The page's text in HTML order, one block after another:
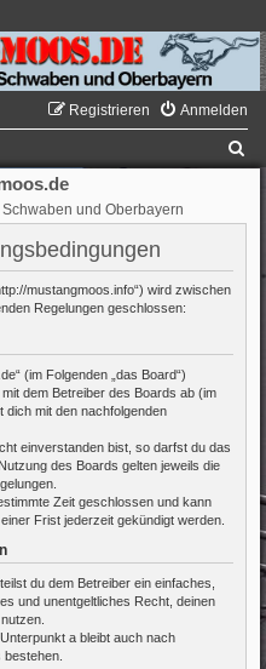
Anmelden
Registrieren
und Oberbayern
mustangmoos.info“) wird zwischen
Regelungen geschlossen:
(im Folgenden „das Board“)
dem Betreiber des Boards ab (im
dich mit den nachfolgenden
einverstanden bist, so darfst du das
des Boards gelten jeweils die
Zeit geschlossen und kann
Frist jederzeit gekündigt werden.
du dem Betreiber ein einfaches,
und unentgeltliches Recht, deinen
a bleibt auch nach